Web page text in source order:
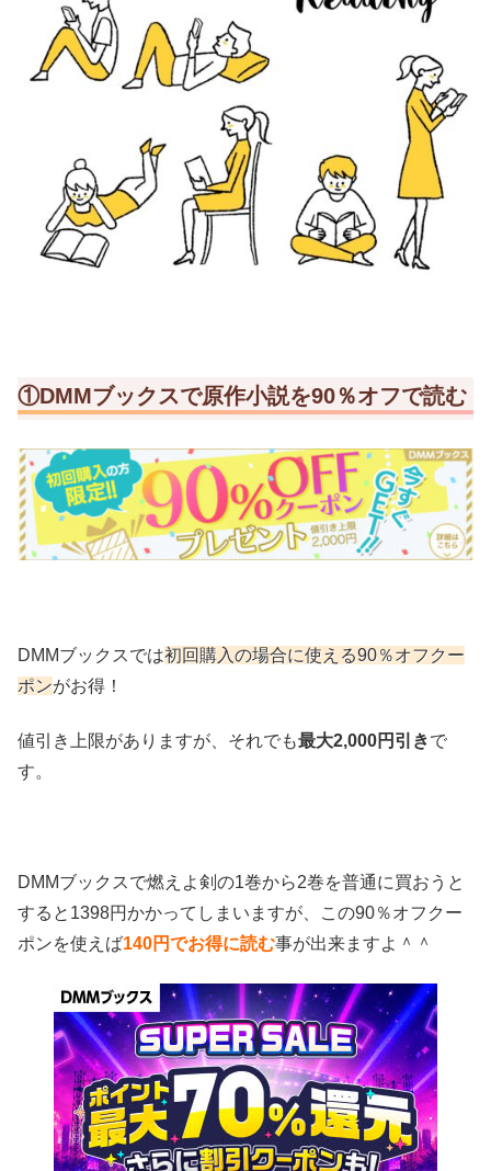
①DMMブックスで原作小説を90％オフで読む
DMMブックスでは初回購入の場合に使える90％オフクー
ポンがお得！
値引き上限がありますが、それでも最大2,000円引きで
す。
DMMブックスで燃えよ剣の1巻から2巻を普通に買おうと
すると1398円かかってしまいますが、この90％オフクー
ポンを使えば140円でお得に読む事が出来ますよ＾＾